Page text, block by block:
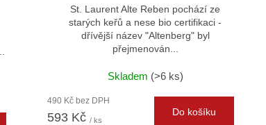
St. Laurent Alte Reben pochází ze
starých keřů a nese bio certifikaci -
dřívější název "Altenberg" byl
přejmenován...
Skladem (>6 ks)
490 Kč bez DPH
593 Kč / ks
Do košíku